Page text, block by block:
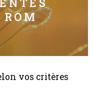
vos critères